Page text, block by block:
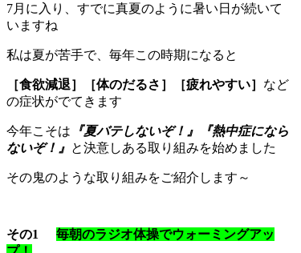
7月に入り、すでに真夏のように暑い日が続いて
いますね
私は夏が苦手で、毎年この時期になると
［食欲減退］［体のだるさ］［疲れやすい］ など
の症状がでてきます
今年こそは 『夏バテしないぞ！』『熱中症になら
ないぞ！』 と決意しある取り組みを始めました
その鬼のような取り組みをご紹介します～
その1
毎朝のラジオ体操でウォーミングアッ